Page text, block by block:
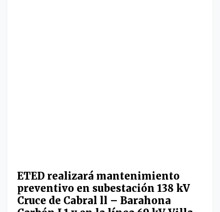
ETED realizará mantenimiento
preventivo en subestación 138 kV
Cruce de Cabral ll – Barahona